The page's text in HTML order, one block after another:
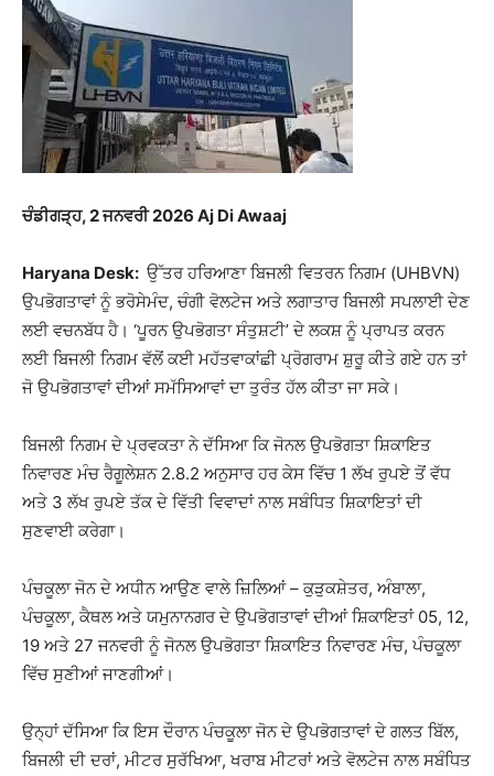
ਚੰਡੀਗੜ੍ਹ, 2 ਜਨਵਰੀ 2026 Aj Di Awaaj
Haryana Desk: ਉੱਤਰ ਹਰਿਆਣਾ ਬਿਜਲੀ ਵਿਤਰਨ ਨਿਗਮ (UHBVN)
ਉਪਭੋਗਤਾਵਾਂ ਨੂੰ ਭਰੋਸੇਮੰਦ, ਚੰਗੀ ਵੋਲਟੇਜ ਅਤੇ ਲਗਾਤਾਰ ਬਿਜਲੀ ਸਪਲਾਈ ਦੇਣ
ਲਈ ਵਚਨਬੱਧ ਹੈ। ‘ਪੂਰਨ ਉਪਭੋਗਤਾ ਸੰਤੁਸ਼ਟੀ’ ਦੇ ਲਕਸ਼ ਨੂੰ ਪ੍ਰਾਪਤ ਕਰਨ
ਲਈ ਬਿਜਲੀ ਨਿਗਮ ਵੱਲੋਂ ਕਈ ਮਹੱਤਵਾਕਾਂਛੀ ਪ੍ਰੋਗਰਾਮ ਸ਼ੁਰੂ ਕੀਤੇ ਗਏ ਹਨ ਤਾਂ
ਜੋ ਉਪਭੋਗਤਾਵਾਂ ਦੀਆਂ ਸਮੱਸਿਆਵਾਂ ਦਾ ਤੁਰੰਤ ਹੱਲ ਕੀਤਾ ਜਾ ਸਕੇ।
ਬਿਜਲੀ ਨਿਗਮ ਦੇ ਪ੍ਰਵਕਤਾ ਨੇ ਦੱਸਿਆ ਕਿ ਜੋਨਲ ਉਪਭੋਗਤਾ ਸ਼ਿਕਾਇਤ
ਨਿਵਾਰਣ ਮੰਚ ਰੈਗੂਲੇਸ਼ਨ 2.8.2 ਅਨੁਸਾਰ ਹਰ ਕੇਸ ਵਿੱਚ 1 ਲੱਖ ਰੁਪਏ ਤੋਂ ਵੱਧ
ਅਤੇ 3 ਲੱਖ ਰੁਪਏ ਤੱਕ ਦੇ ਵਿੱਤੀ ਵਿਵਾਦਾਂ ਨਾਲ ਸਬੰਧਿਤ ਸ਼ਿਕਾਇਤਾਂ ਦੀ
ਸੁਣਵਾਈ ਕਰੇਗਾ।
ਪੰਚਕੂਲਾ ਜੋਨ ਦੇ ਅਧੀਨ ਆਉਣ ਵਾਲੇ ਜ਼ਿਲਿਆਂ – ਕੁੜੁਕਸ਼ੇਤਰ, ਅੰਬਾਲਾ,
ਪੰਚਕੂਲਾ, ਕੈਥਲ ਅਤੇ ਯਮੁਨਾਨਗਰ ਦੇ ਉਪਭੋਗਤਾਵਾਂ ਦੀਆਂ ਸ਼ਿਕਾਇਤਾਂ 05, 12,
19 ਅਤੇ 27 ਜਨਵਰੀ ਨੂੰ ਜੋਨਲ ਉਪਭੋਗਤਾ ਸ਼ਿਕਾਇਤ ਨਿਵਾਰਣ ਮੰਚ, ਪੰਚਕੂਲਾ
ਵਿੱਚ ਸੁਣੀਆਂ ਜਾਣਗੀਆਂ।
ਉਨ੍ਹਾਂ ਦੱਸਿਆ ਕਿ ਇਸ ਦੌਰਾਨ ਪੰਚਕੂਲਾ ਜੋਨ ਦੇ ਉਪਭੋਗਤਾਵਾਂ ਦੇ ਗਲਤ ਬਿੱਲ,
ਬਿਜਲੀ ਦੀ ਦਰਾਂ, ਮੀਟਰ ਸੁਰੱਖਿਆ, ਖਰਾਬ ਮੀਟਰਾਂ ਅਤੇ ਵੋਲਟੇਜ ਨਾਲ ਸਬੰਧਿਤ